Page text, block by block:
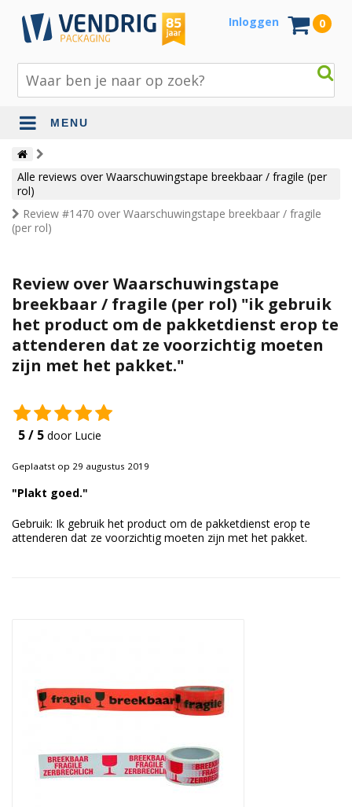
Inloggen 0
MENU
Beschermingsmateriaal
Bouw- en tuinmaterialen
Inpak - en verzendmaterialen
Papier en karton
Tape en stickers
Verhuismaterialen
Duurzame verpakkingen
Alle reviews over Waarschuwingstape breekbaar / fragile (per
rol)
Review #1470 over Waarschuwingstape breekbaar / fragile
(per rol)
Review over Waarschuwingstape
breekbaar / fragile (per rol) "ik gebruik
het product om de pakketdienst erop te
attenderen dat ze voorzichtig moeten
zijn met het pakket."
5 / 5 door Lucie
Geplaatst op 29 augustus 2019
"Plakt goed."
Gebruik: Ik gebruik het product om de pakketdienst erop te
attenderen dat ze voorzichtig moeten zijn met het pakket.